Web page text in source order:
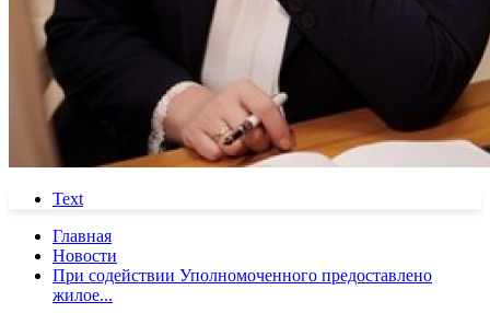
Text
Главная
Новости
При содействии Уполномоченного предоставлено
жилое...